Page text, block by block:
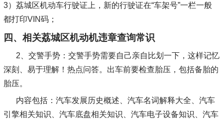
3）荔城区机动车行驶证上，新的行驶证在“车架号”一栏一般
都打印VIN码；
四、相关荔城区机动机违章查询常识
2、交警手势：交警手势需要自己亲自比划一下，这样记忆
深刻、易于理解！热点问答。出车前要检查胎压，包括备胎的
胎压。
内容包括：汽车发展历史概述、汽车名词解释大全、汽车
引擎相关知识、汽车底盘相关知识、汽车电子设备知识、汽车